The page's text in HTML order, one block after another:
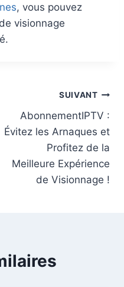
, vous pouvez
visionnage
SUIVANT
AbonnementIPTV :
Évitez les Arnaques et
Profitez de la
Meilleure Expérience
de Visionnage !